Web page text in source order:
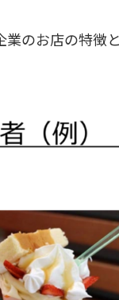
業のお店の特徴